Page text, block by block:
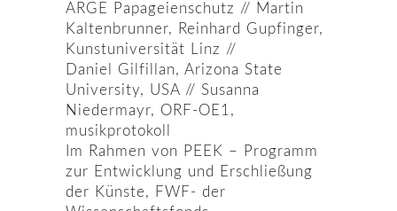
ARGE Papageienschutz // Martin
Kaltenbrunner, Reinhard Gupfinger,
Kunstuniversität Linz //
Daniel Gilfillan, Arizona State
University, USA // Susanna
Niedermayr, ORF-OE1,
musikprotokoll
Im Rahmen von PEEK – Programm
zur Entwicklung und Erschließung
der Künste, FWF- der